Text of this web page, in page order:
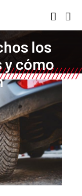
los
cómo